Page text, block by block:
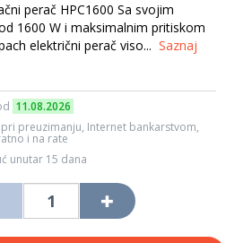
perač HPC1600 Sa svojim
1600 W i maksimalnim pritiskom
električni perač viso... Saznaj
11.08.2026
preuzimanju, Internet bankarstvom,
i na rate
unutar 15 dana